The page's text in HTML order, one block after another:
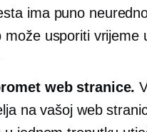
ima puno
može usporiti vrijeme
web stranice.
na vašoj web